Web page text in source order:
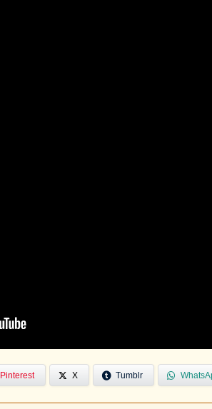
Pinterest X Tumblr